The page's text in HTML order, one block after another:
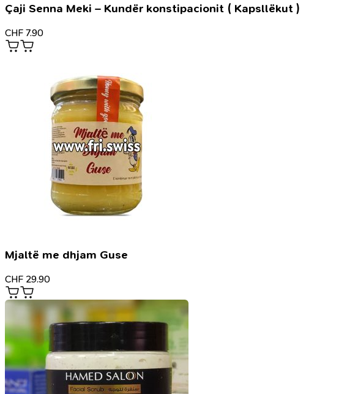
Çaji Senna Meki – Kundër konstipacionit ( Kapsllëkut )
CHF 7.90
Mjaltë me dhjam Guse
CHF 29.90